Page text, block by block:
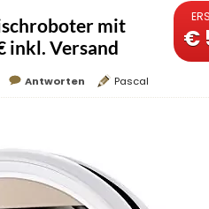
mit
inkl. Versand
€
Antworten Pascal